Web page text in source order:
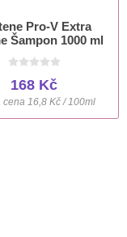
Pro-V Extra
Šampon 1000 ml
168 Kč
cena 16,8 Kč / 100ml